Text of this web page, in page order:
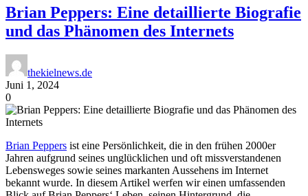
Brian Peppers: Eine detaillierte Biografie
und das Phänomen des Internets
thekielnews.de
Juni 1, 2024
0
Brian Peppers ist eine Persönlichkeit, die in den frühen 2000er
Jahren aufgrund seines unglücklichen und oft missverstandenen
Lebensweges sowie seines markanten Aussehens im Internet
bekannt wurde. In diesem Artikel werfen wir einen umfassenden